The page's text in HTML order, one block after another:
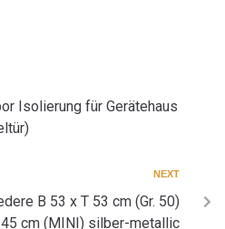
Isolierung für Gerätehaus
NEXT
B 53 x T 53 cm (Gr. 50)
45 cm (MINI) silber-metallic